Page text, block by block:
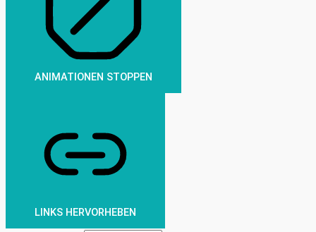
ANIMATIONEN STOPPEN
LINKS HERVORHEBEN